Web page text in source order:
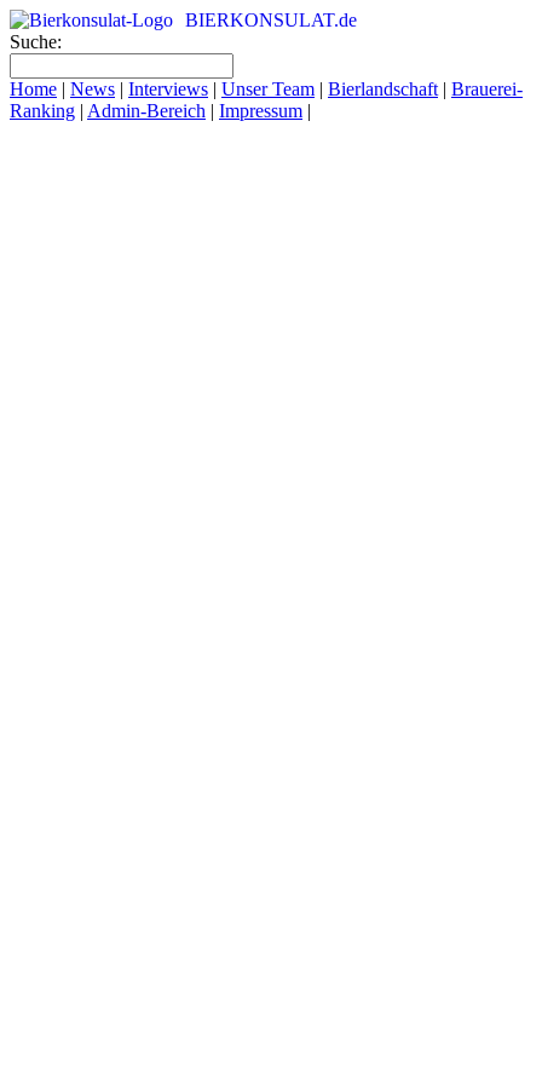
BIERKONSULAT.de
Suche:
Home | News | Interviews | Unser Team | Bierlandschaft | Brauerei-
Ranking | Admin-Bereich | Impressum |